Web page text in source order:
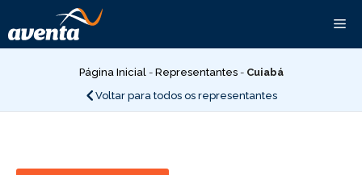
para
o
Página Inicial- Representantes- Cuiabá
Voltar para todos os representantes